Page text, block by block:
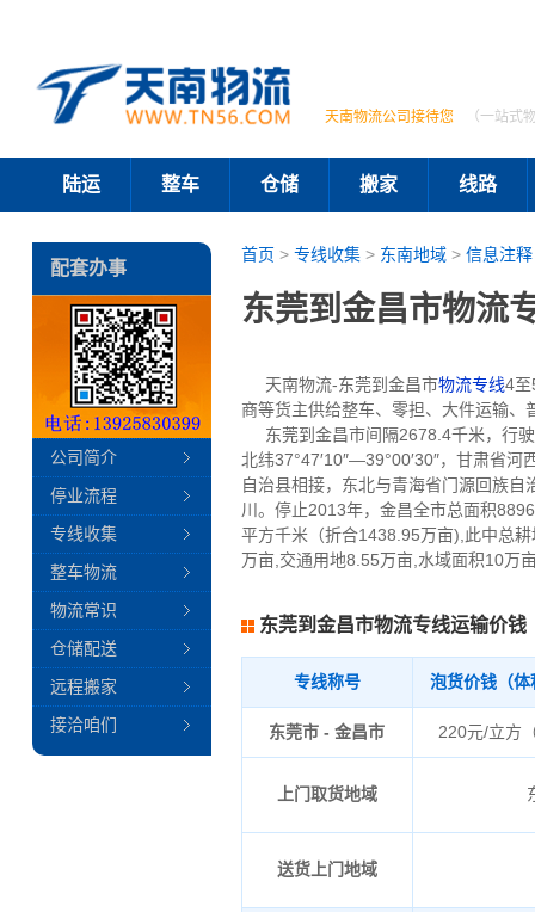
天南物流公司接待您 （一站式
陆运 整车 仓储 搬家 线路
首页 > 专线收集> 东南地域> 信息注释
东莞到金昌市物流
天南物流-东莞到金昌市物流专线4至
商等货主供给整车、零担、大件运输
东莞到金昌市间隔2678.4千米，行驶
北纬37°47′10″—39°00′30″，甘肃省
自治县相接，东北与青海省门源回族
川。停止2013年，金昌全市总面积
平方千米（折合1438.95万亩),此中总
万亩,交通用地8.55万亩,水域面积10万
东莞到金昌市物流专线运输价钱
专线称号 泡货价钱（体
东莞市 - 金昌市 220元/立方
上门取货地域
送货上门地域
配套办事
公司简介
停业流程
专线收集
整车物流
物流常识
仓储配送
远程搬家
接洽咱们